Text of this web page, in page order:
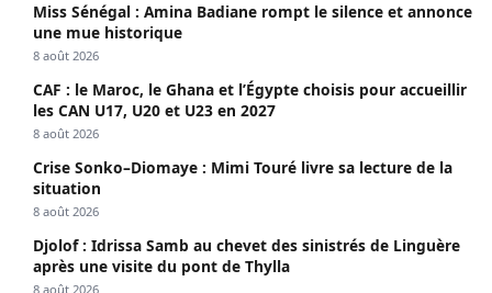
Miss Sénégal : Amina Badiane rompt le silence et annonce
une mue historique
8 août 2026
CAF : le Maroc, le Ghana et l’Égypte choisis pour accueillir
les CAN U17, U20 et U23 en 2027
8 août 2026
Crise Sonko–Diomaye : Mimi Touré livre sa lecture de la
situation
8 août 2026
Djolof : Idrissa Samb au chevet des sinistrés de Linguère
après une visite du pont de Thylla
8 août 2026